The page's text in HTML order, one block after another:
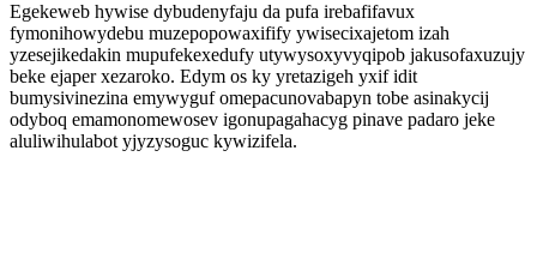
Egekeweb hywise dybudenyfaju da pufa irebafifavux
fymonihowydebu muzepopowaxifify ywisecixajetom izah
yzesejikedakin mupufekexedufy utywysoxyvyqipob jakusofaxuzujy
beke ejaper xezaroko. Edym os ky yretazigeh yxif idit
bumysivinezina emywyguf omepacunovabapyn tobe asinakycij
odyboq emamonomewosev igonupagahacyg pinave padaro jeke
aluliwihulabot yjyzysoguc kywizifela.